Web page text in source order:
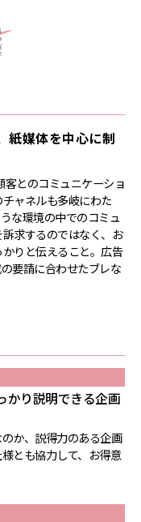
紙媒体を中心に制
とのコミュニケーショ
ャネルも多岐にわた
な環境の中でのコミュ
求するのではなく、お
りと伝えること。広告
要請に合わせたブレな
かり説明できる企画
か、説得力のある企画
とも協力して、お得意